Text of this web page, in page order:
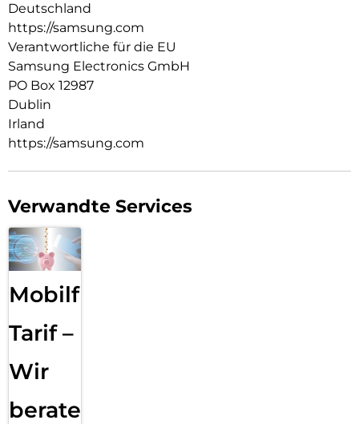
Deutschland
https://samsung.com
Verantwortliche für die EU
Samsung Electronics GmbH
PO Box 12987
Dublin
Irland
https://samsung.com
Verwandte Services
Mobilfunk
Tarif –
Wir
beraten